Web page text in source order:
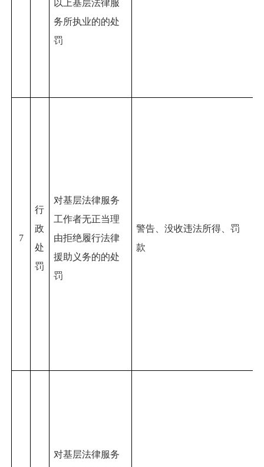
以上基层法律服
务所执业的的处
罚
7
行
政
处
罚
对基层法律服务
工作者无正当理
由拒绝履行法律
援助义务的的处
罚
警告、没收违法所得、罚
款
对基层法律服务